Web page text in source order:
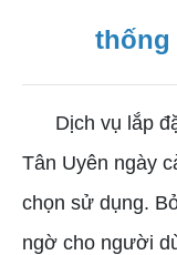
thống
Dịch vụ lắp
Tân Uyên ngày
chọn sử dụng.
ngờ cho người